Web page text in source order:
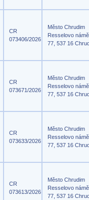
CR
073406/2026
Město Chrudim
Resselovo
77, 537 16
CR
073671/2026
Město Chrudim
Resselovo
77, 537 16
CR
073633/2026
Město Chrudim
Resselovo
77, 537 16
CR
073613/2026
Město Chrudim
Resselovo
77, 537 16